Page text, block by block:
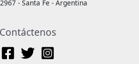
- Santa Fe - Argentina
Contáctenos